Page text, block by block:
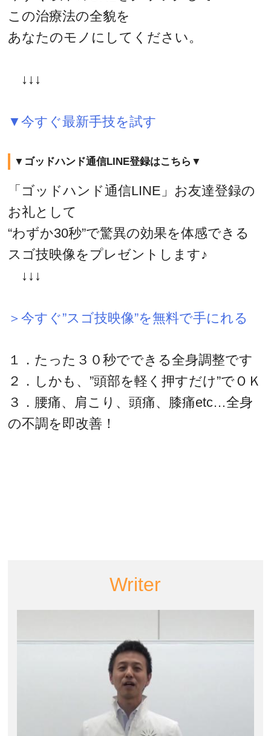
この治療法の全貌を
あなたのモノにしてください。
↓↓↓
▼今すぐ最新手技を試す
▼ゴッドハンド通信LINE登録はこちら▼
「ゴッドハンド通信LINE」お友達登録の
お礼として
“わずか30秒”で驚異の効果を体感できる
スゴ技映像をプレゼントします♪
↓↓↓
＞今すぐ”スゴ技映像”を無料で手にれる
１．たった３０秒でできる全身調整です
２．しかも、”頭部を軽く押すだけ”でＯＫ
３．腰痛、肩こり、頭痛、膝痛etc…全身
の不調を即改善！
Writer